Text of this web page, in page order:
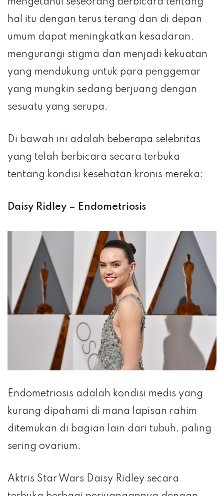
mengetahui seseorang berbicara tentang
hal itu dengan terus terang dan di depan
umum dapat meningkatkan kesadaran,
mengurangi stigma dan menjadi kekuatan
yang mendukung untuk para penggemar
yang mungkin sedang berjuang dengan
sesuatu yang serupa.
Di bawah ini adalah beberapa selebritas
yang telah berbicara secara terbuka
tentang kondisi kesehatan kronis mereka:
Daisy Ridley – Endometriosis
Endometriosis adalah kondisi medis yang
kurang dipahami di mana lapisan rahim
ditemukan di bagian lain dari tubuh, paling
sering ovarium.
Aktris Star Wars Daisy Ridley secara